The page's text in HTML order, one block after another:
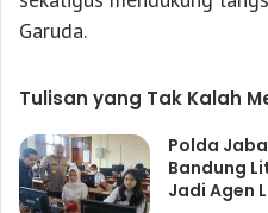
Garuda.
Tulisan yang Tak Kalah
Polda
Bandung
Jadi Agen